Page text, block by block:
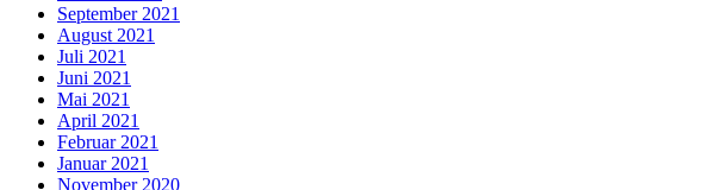
September 2021
August 2021
Juli 2021
Juni 2021
Mai 2021
April 2021
Februar 2021
Januar 2021
November 2020